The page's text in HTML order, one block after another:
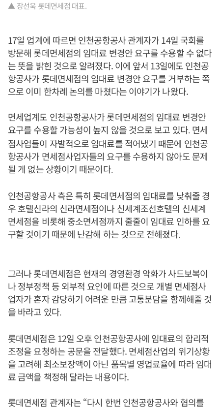
▲ 장선욱 롯데면세점 대표.
17일 업계에 따르면 인천공항공사 관계자가 14일 국회를
방문해 롯데면세점의 임대료 변경안 요구를 수용할 수 없다
는 뜻을 밝힌 것으로 알려졌다. 이에 앞서 13일에도 인천공
항공사가 롯데면세점의 임대료 변경안 요구를 거부하는 쪽
으로 이미 한차례 논의를 마쳤다는 이야기가 나왔다.
면세업계도 인천공항공사가 롯데면세점의 임대료 변경안
요구를 수용할 가능성이 높지 않을 것으로 보고 있다. 면세
점사업들이 자발적으로 임대료를 적어냈기 때문에 인천공
항공사가 면세점사업자들의 요구를 수용하지 않아도 문제
될 게 없는 상황이기 때문이다.
인천공항공사 측은 특히 롯데면세점의 임대료를 낮춰줄 경
우 호텔신라의 신라면세점이나 신세계조선호텔의 신세계
면세점을 비롯해 중소면세점까지 줄줄이 임대료 인하를 요
구할 것이기 때문에 난감해 하는 것으로 전해졌다.
그러나 롯데면세점은 현재의 경영환경 악화가 사드보복이
나 정부정책 등 외부적 요인에 따른 것으로 개별 면세점사
업자가 혼자 감당하기 어려운 만큼 고통분담을 함께해줄 것
을 바라고 있다.
롯데면세점은 12일 오후 인천공항공사에 임대료의 합리적
조정을 요청하는 공문을 전달했다. 면세점산업의 위기상황
을 고려해 최소보장액이 아닌 품목별 영업료율에 따라 임대
료 금액을 책정해 달라는 내용이다.
롯데면세점 관계자는 “다시 한번 인천공항공사와 협의를